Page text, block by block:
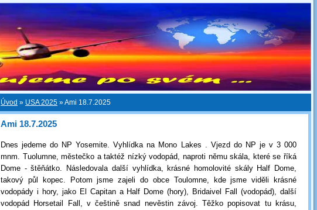
Úvod » USA 2025 »Ami 18.7.2025
Ami 18.7.2025
Dnes jedeme do NP Yosemite. Vyhlídka na Mono Lakes . Vjezd do NP je v 3 000
mnm. Tuolumne, městečko a taktéž nízký vodopád, naproti němu skála, které se říká
Dome - štěňátko. Následovala další vyhlídka, krásné homolovité skály Half Dome,
takový půl kopec. Potom jsme zajeli do obce Toulomne, kde jsme viděli krásné
vodopády i hory, jako El Capitan a Half Dome (hory), Bridaivel Fall (vodopád), další
vodopád Horsetail Fall, v češtině snad nevěstin závoj. Těžko popisovat tu krásu,